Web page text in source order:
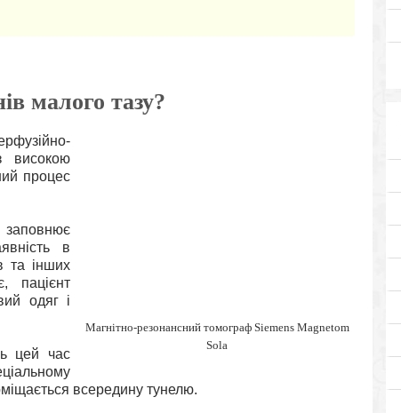
малого тазу?
Магнітно-резонансний томограф Siemens Magnetom
Sola
високою
процес
в
та інших
пацієнт
одяг і
цей час
всередину тунелю.